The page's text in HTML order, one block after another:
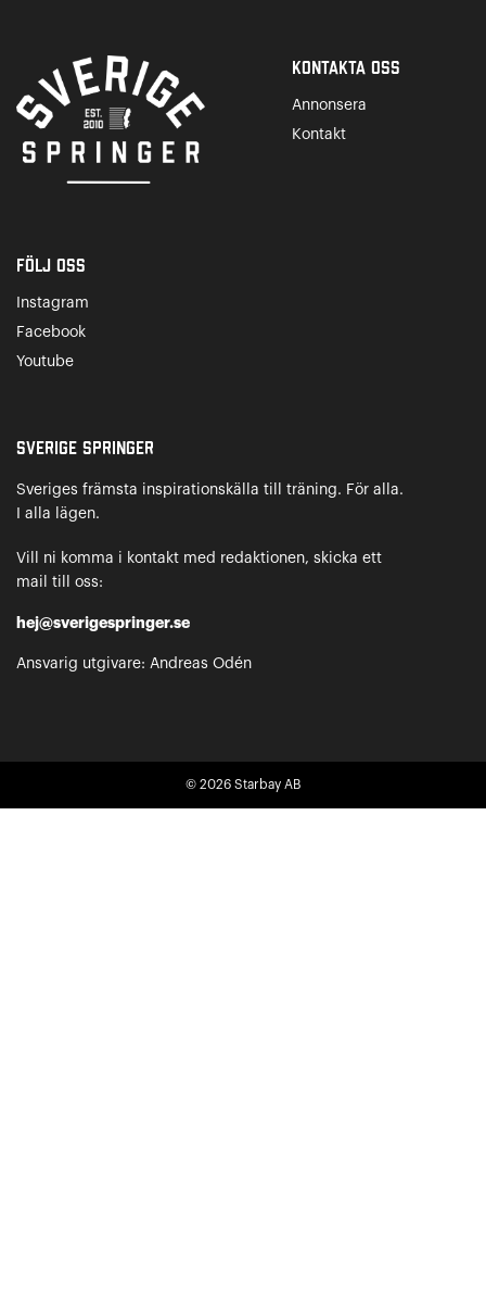
Kontakta Oss
Annonsera
Kontakt
Följ oss
Instagram
Facebook
Youtube
Sverige Springer
Sveriges främsta inspirationskälla till träning. För alla.
I alla lägen.
Vill ni komma i kontakt med redaktionen, skicka ett
mail till oss:
hej@sverigespringer.se
Ansvarig utgivare: Andreas Odén
© 2026 Starbay AB